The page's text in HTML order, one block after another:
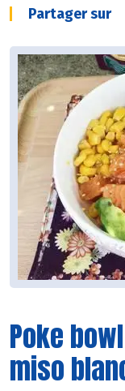
Partager sur
Poke
miso